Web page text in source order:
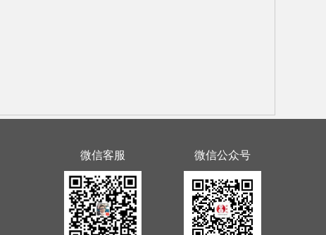
微信客服 微信公众号